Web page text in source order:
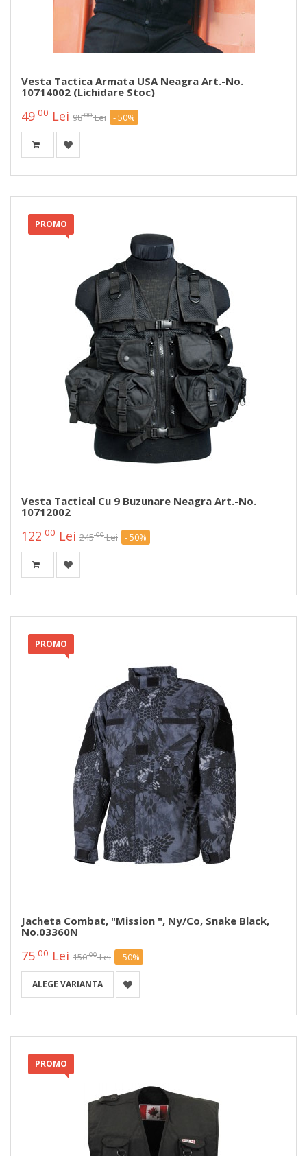
Vesta Tactica Armata USA Neagra Art.-No.
10714002 (lichidare Stoc)
49 00 Lei 9800 Lei - 50%
PROMO
Vesta Tactical Cu 9 Buzunare Neagra Art.-No.
10712002
122 00 Lei 24500 Lei - 50%
PROMO
Jacheta Combat, "Mission ", Ny/Co, Snake Black,
No.03360N
75 00 Lei 15000 Lei - 50%
ALEGE VARIANTA
PROMO